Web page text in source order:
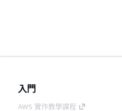
入門
AWS 實作教學課程